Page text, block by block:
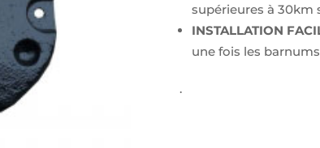
supérieures à 30km
INSTALLATION
une fois les
.